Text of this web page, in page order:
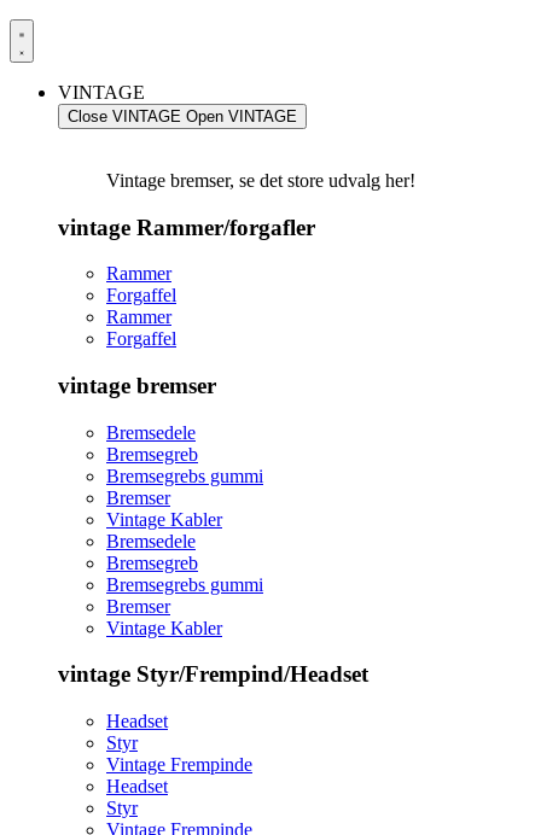
VINTAGE
Close VINTAGE Open VINTAGE
Vintage bremser, se det store udvalg her!
vintage Rammer/forgafler
Rammer
Forgaffel
Rammer
Forgaffel
vintage bremser
Bremsedele
Bremsegreb
Bremsegrebs gummi
Bremser
Vintage Kabler
Bremsedele
Bremsegreb
Bremsegrebs gummi
Bremser
Vintage Kabler
vintage Styr/Frempind/Headset
Headset
Styr
Vintage Frempinde
Headset
Styr
Vintage Frempinde